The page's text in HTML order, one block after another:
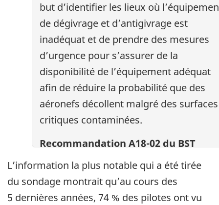
but d’identifier les lieux où
de dégivrage et d’antigivrage est
inadéquat et de prendre des mesures
d’urgence pour s’assurer de la
disponibilité de l’équipement adéquat
afin de réduire la probabilité que des
aéronefs décollent malgré des surfaces
critiques contaminées.
Recommandation A18-02 du BST
L’information la plus notable qui a été tirée
du sondage montrait qu’au cours des
5 dernières années, 74 % des pilotes ont vu